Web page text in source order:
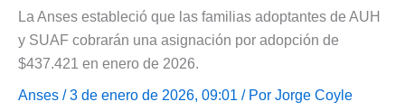
La Anses estableció que las familias adoptantes de AUH
y SUAF cobrarán una asignación por adopción de
$437.421 en enero de 2026.
Anses / 3 de enero de 2026, 09:01 / Por Jorge Coyle